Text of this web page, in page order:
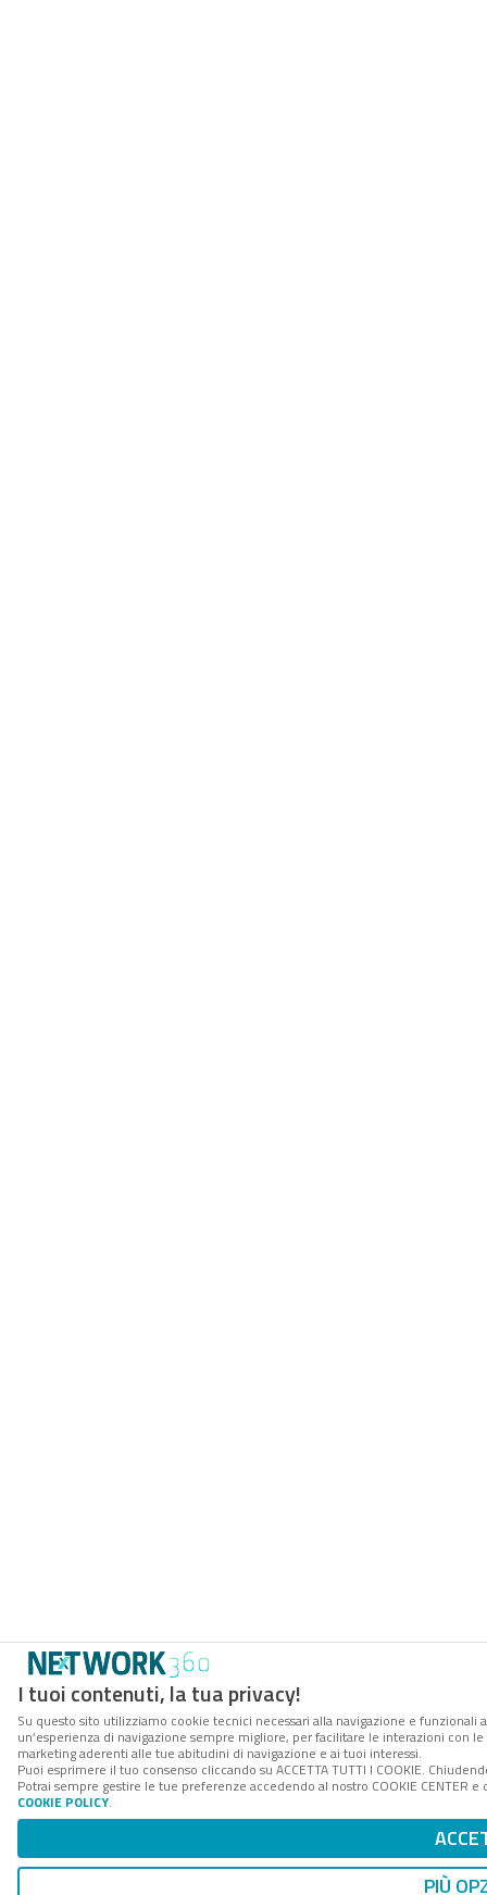
I tuoi contenuti, la tua privacy!
Su questo sito utilizziamo cookie tecnici necessari alla navigazione e
un’esperienza di navigazione sempre migliore, per facilitare le interazioni con
marketing aderenti alle tue abitudini di navigazione e ai tuoi interessi.
Puoi esprimere il tuo consenso cliccando su ACCETTA TUTTI I COOKIE.
Potrai sempre gestire le tue preferenze accedendo al nostro COOKIE
COOKIE POLICY.
PIÙ